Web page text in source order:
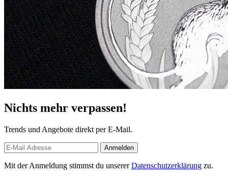
Nichts mehr verpassen!
Trends und Angebote direkt per E-Mail.
Anmelden
Mit der Anmeldung stimmst du unsererDatenschutzerklärung zu.